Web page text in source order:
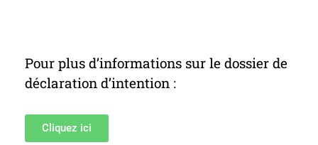
Pour plus d’informations sur le dossier de
déclaration d’intention :
Cliquez ici